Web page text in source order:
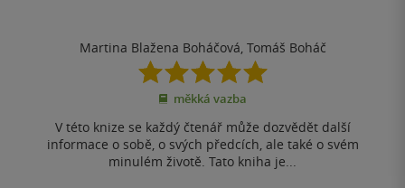
Martina Blažena Boháčová, Tomáš Boháč
5.0
z
5
měkká vazba
V této knize se každý čtenář může dozvědět další
informace o sobě, o svých předcích, ale také o svém
minulém životě. Tato kniha je...